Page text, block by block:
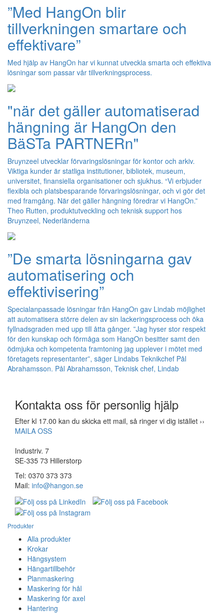
”Med HangOn blir
tillverkningen smartare och
effektivare”
Med hjälp av HangOn har vi kunnat utveckla smarta och effektiva
lösningar som passar vår tillverkningsprocess.
"när det gäller automatiserad
hängning är HangOn den
BäSTa PARTNERn"
Bruynzeel utvecklar förvaringslösningar för kontor och arkiv.
Viktiga kunder är statliga institutioner, bibliotek, museum,
universitet, finansiella organisationer och sjukhus. “Vi erbjuder
flexibla och platsbesparande förvaringslösningar, och vi gör det
med framgång. När det gäller hängning föredrar vi HangOn.”
Theo Rutten, produktutveckling och teknisk support hos
Bruynzeel, Nederländerna
”De smarta lösningarna gav
automatisering och
effektivisering”
Specialanpassade lösningar från HangOn gav Lindab möjlighet
att automatisera större delen av sin lackeringsprocess och öka
fyllnadsgraden med upp till åtta gånger. ”Jag hyser stor respekt
för den kunskap och förmåga som HangOn besitter samt den
ödmjuka och kompetenta framtoning jag upplever i mötet med
företagets representanter”, säger Lindabs Teknikchef Pål
Abrahamsson. Pål Abrahamsson, Teknisk chef, Lindab
Kontakta oss för personlig hjälp
Efter kl 17.00 kan du skicka ett mail, så ringer vi dig istället ››
MAILA OSS
Industriv. 7
SE-335 73 Hillerstorp
Tel: 0370 373 373
Mail: info@hangon.se
Produkter
Alla produkter
Krokar
Hängsystem
Hängartillbehör
Planmaskering
Maskering för hål
Maskering för axel
Hantering